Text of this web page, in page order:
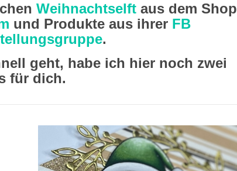
Weihnachtselftaus dem Shop
und Produkte aus ihrer FB
.
geht, habe ich hier noch zwei
für dich.